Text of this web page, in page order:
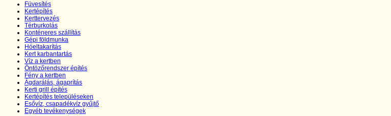
Füvesítés
Kertépítés
Kerttervezés
Térburkolás
Konténeres szállítás
Gépi földmunka
Hóeltakarítás
Kert karbantartás
Víz a kertben
Öntözőrendszer építés
Fény a kertben
Ágdarálás, ágaprítás
Kerti grill építés
Kertépítés településeken
Esővíz, csapadékvíz gyűjtő
Egyéb tevékenységek